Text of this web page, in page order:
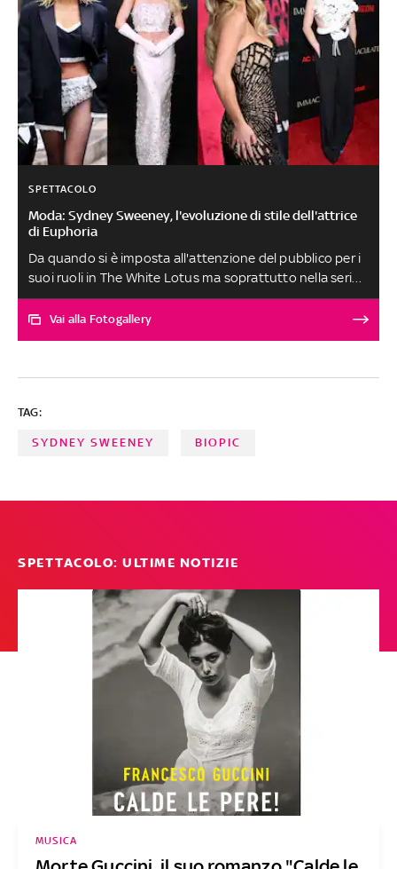
SPETTACOLO
Moda: Sydney Sweeney, l'evoluzione di stile dell'attrice
di Euphoria
Da quando si è imposta all'attenzione del pubblico per i
suoi ruoli in The White Lotus ma soprattutto nella serie
di culto HBO Euphoria, la 26enne statunitense si è
conquistata un posto tra le dive contemporanee e
seducente e sempre molto femminile. Ecco i look che
guardaroba che in molte vorrebbero copiare A cura di
Vai alla Fotogallery
TAG:
SYDNEY SWEENEY BIOPIC
SPETTACOLO: ULTIME NOTIZIE
MUSICA